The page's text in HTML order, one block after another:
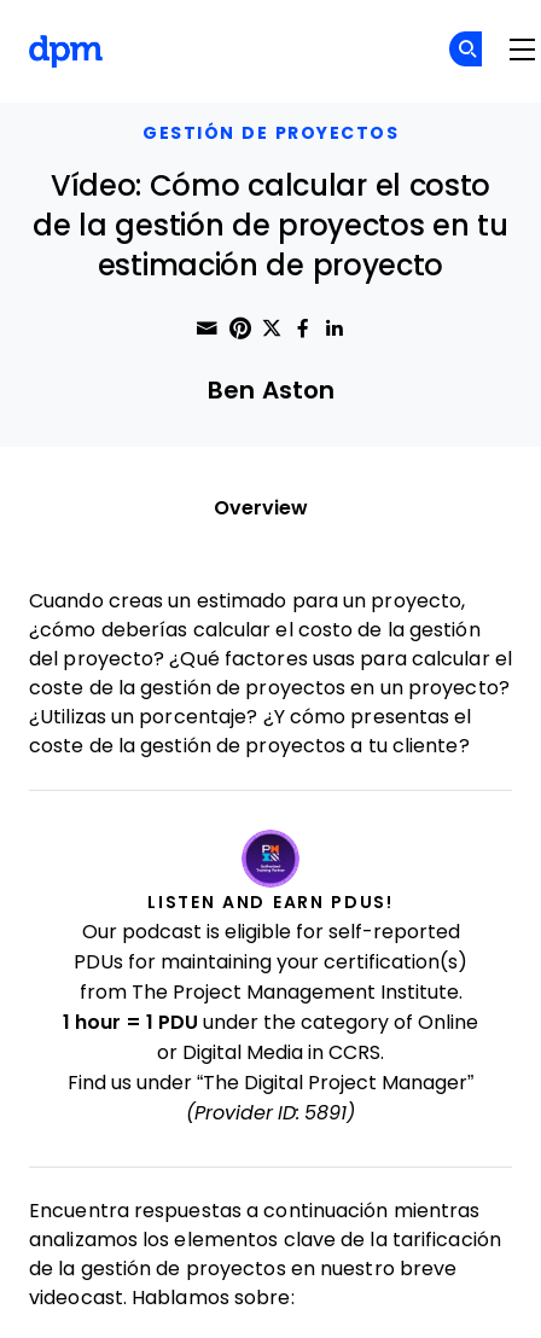
GESTIÓN DE PROYECTOS
Vídeo: Cómo calcular el costo
de la gestión de proyectos en tu
estimación de proyecto
Share through Email
Print this page
Share on Pinterest
Share on Twitter
Share on
Ben Aston
Overview
Cuando creas un estimado para un proyecto,
¿cómo deberías calcular el costo de la gestión
del proyecto? ¿Qué factores usas para calcular el
coste de la gestión de proyectos en un proyecto?
¿Utilizas un porcentaje? ¿Y cómo presentas el
coste de la gestión de proyectos a tu cliente?
LISTEN AND EARN PDUS!
Our podcast is eligible for self-reported
PDUs for maintaining your certification(s)
from The Project Management Institute.
1 hour = 1 PDU under the category of Online
or Digital Media in CCRS.
Find us under “The Digital Project Manager”
(Provider ID: 5891)
Encuentra respuestas a continuación mientras
analizamos los elementos clave de la tarificación
de la gestión de proyectos en nuestro breve
videocast. Hablamos sobre: